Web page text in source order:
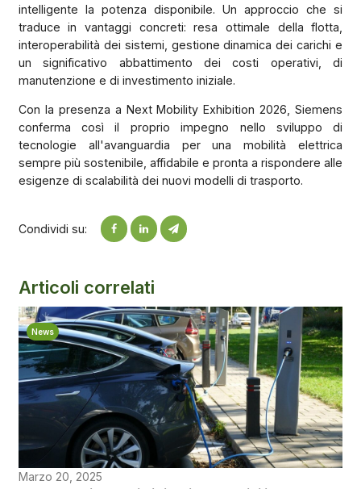
intelligente la potenza disponibile. Un approccio che si
traduce in vantaggi concreti: resa ottimale della flotta,
interoperabilità dei sistemi, gestione dinamica dei carichi e
un significativo abbattimento dei costi operativi, di
manutenzione e di investimento iniziale.
Con la presenza a Next Mobility Exhibition 2026, Siemens
conferma così il proprio impegno nello sviluppo di
tecnologie all'avanguardia per una mobilità elettrica
sempre più sostenibile, affidabile e pronta a rispondere alle
esigenze di scalabilità dei nuovi modelli di trasporto.
Condividi su:
Articoli correlati
News
Marzo 20, 2025